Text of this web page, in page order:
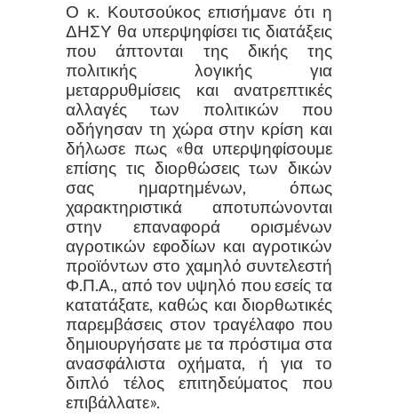
Ο κ. Κουτσούκος επισήμανε ότι η
ΔΗΣΥ θα υπερψηφίσει τις διατάξεις
που άπτονται της δικής της
πολιτικής λογικής για
μεταρρυθμίσεις και ανατρεπτικές
αλλαγές των πολιτικών που
οδήγησαν τη χώρα στην κρίση και
δήλωσε πως «θα υπερψηφίσουμε
επίσης τις διορθώσεις των δικών
σας ημαρτημένων, όπως
χαρακτηριστικά αποτυπώνονται
στην επαναφορά ορισμένων
αγροτικών εφοδίων και αγροτικών
προϊόντων στο χαμηλό συντελεστή
Φ.Π.Α., από τον υψηλό που εσείς τα
κατατάξατε, καθώς και διορθωτικές
παρεμβάσεις στον τραγέλαφο που
δημιουργήσατε με τα πρόστιμα στα
ανασφάλιστα οχήματα, ή για το
διπλό τέλος επιτηδεύματος που
επιβάλλατε».